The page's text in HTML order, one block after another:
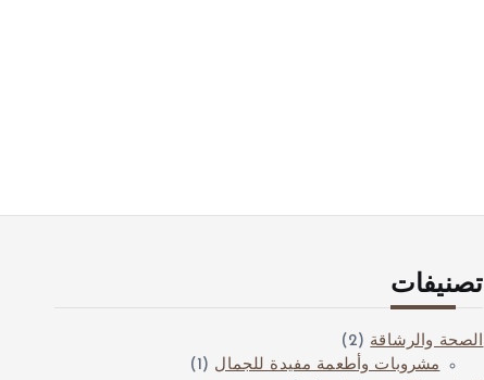
تصنيفات
الصحة والرشاقة (2)
مشروبات وأطعمة مفيدة للجمال (1)